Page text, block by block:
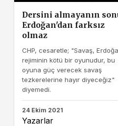
Dersini almayanın
Erdoğan'dan farksız
olmaz
CHP, cesaretle; "Savaş,
rejiminin kötü bir oyunudur, bu
oyuna güç verecek savaş
tezkerelerine hayır diyeceğiz"
diyemedi.
24 Ekim 2021
Yazarlar